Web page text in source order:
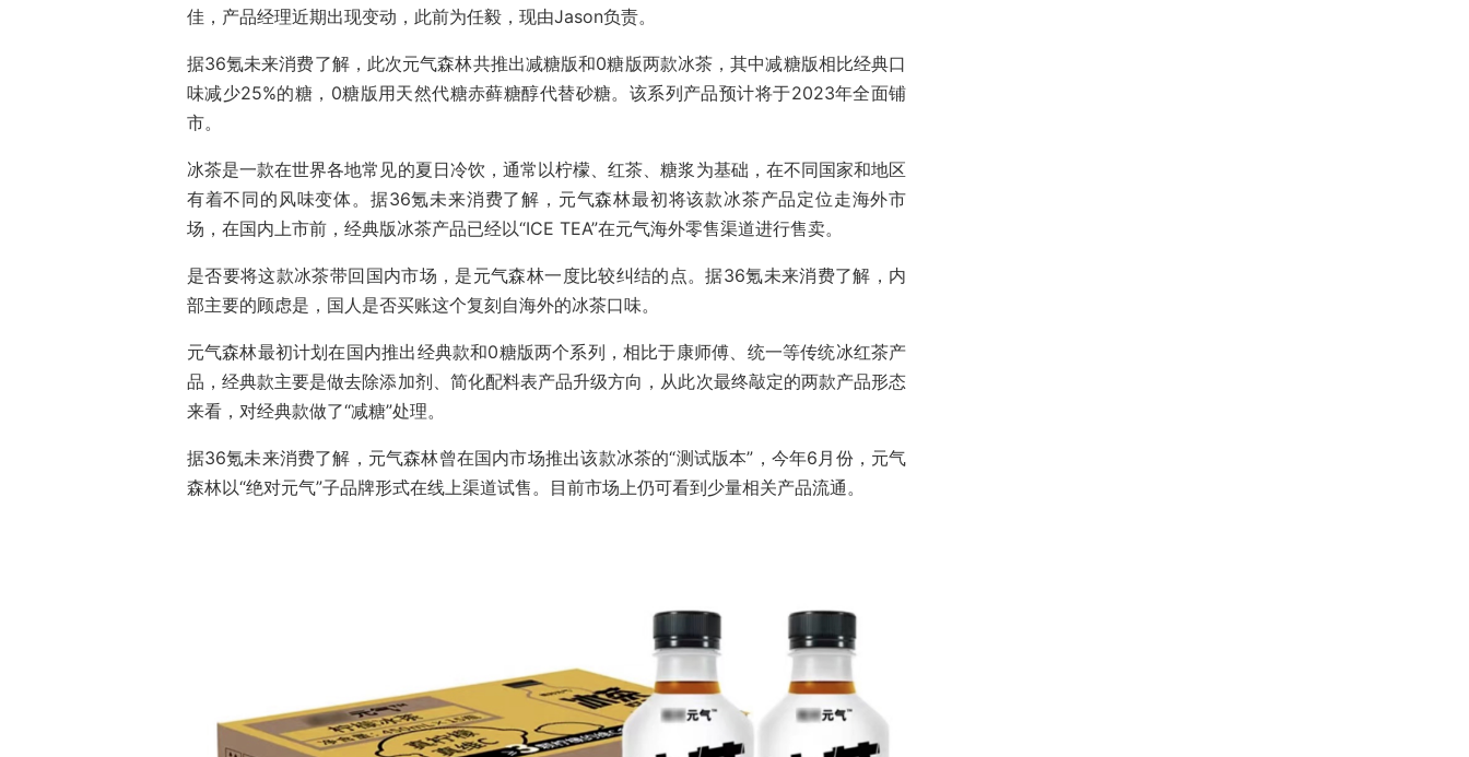
佳，产品经理近期出现变动，此前为任毅，现由Jason负责。
据36氪未来消费了解，此次元气森林共推出减糖版和0糖版两款冰茶，其中减糖版相比经典口
味减少25%的糖，0糖版用天然代糖赤藓糖醇代替砂糖。该系列产品预计将于2023年全面铺
市。
冰茶是一款在世界各地常见的夏日冷饮，通常以柠檬、红茶、糖浆为基础，在不同国家和地区
有着不同的风味变体。据36氪未来消费了解，元气森林最初将该款冰茶产品定位走海外市
场，在国内上市前，经典版冰茶产品已经以“ICE TEA”在元气海外零售渠道进行售卖。
是否要将这款冰茶带回国内市场，是元气森林一度比较纠结的点。据36氪未来消费了解，内
部主要的顾虑是，国人是否买账这个复刻自海外的冰茶口味。
元气森林最初计划在国内推出经典款和0糖版两个系列，相比于康师傅、统一等传统冰红茶产
品，经典款主要是做去除添加剂、简化配料表产品升级方向，从此次最终敲定的两款产品形态
来看，对经典款做了“减糖”处理。
据36氪未来消费了解，元气森林曾在国内市场推出该款冰茶的“测试版本”，今年6月份，元气
森林以“绝对元气”子品牌形式在线上渠道试售。目前市场上仍可看到少量相关产品流通。